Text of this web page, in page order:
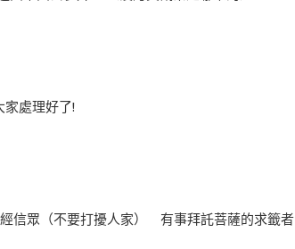
家處理好了!
信眾（不要打擾人家） 有事拜託菩薩的求籤者